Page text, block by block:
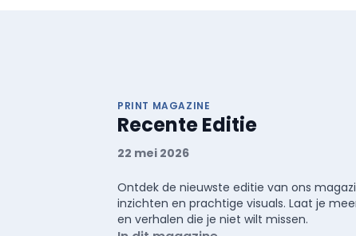
PRINT MAGAZINE
Recente Editie
22 mei 2026
Ontdek de nieuwste editie van ons
inzichten en prachtige visuals. Laat je
en verhalen die je niet wilt missen.